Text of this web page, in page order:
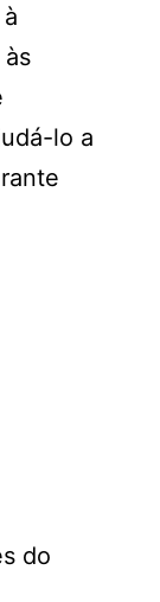
lo a
do